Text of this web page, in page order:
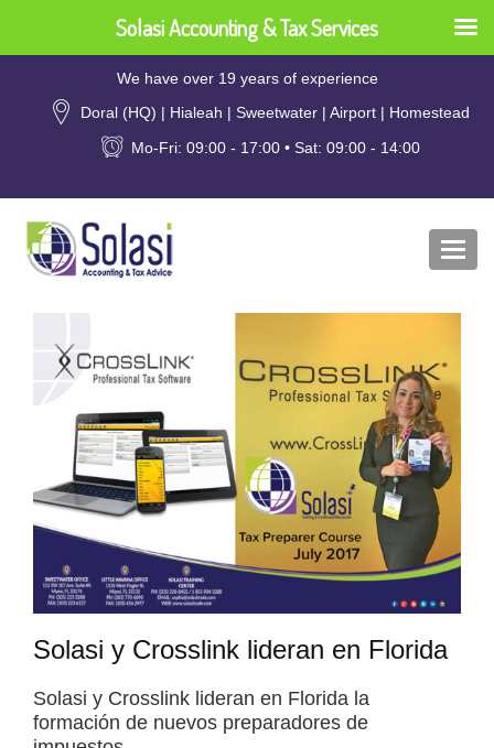
We have over 19 years of experience
Doral (HQ) | Hialeah | Sweetwater | Airport | Homestead
Mo-Fri: 09:00 - 17:00 • Sat: 09:00 - 14:00
Solasi y Crosslink lideran en Florida
Solasi y Crosslink lideran en Florida la
formación de nuevos preparadores de
Solasi Accounting & Tax Services